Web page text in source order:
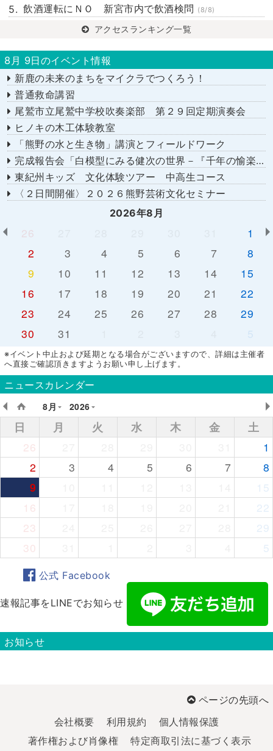
飲酒運転にＮＯ 新宮市内で飲酒検問 (8/8)
アクセスランキング一覧
8月 9日のイベント情報
新鹿の未来のまちをマイクラでつくろう！
普通救命講習
尾鷲市立尾鷲中学校吹奏楽部 第２９回定期演奏会
ヒノキの木工体験教室
「熊野の水と生き物」講演とフィールドワーク
完成報告会「白模型にみる健次の世界－『千年の愉楽』『奇蹟』より－」
東紀州キッズ 文化体験ツアー 中高生コース
〈２日間開催〉２０２６熊野芸術文化セミナー
2026年8月
26
1
2
3 4 5 6 7
8
9
10 11 12 13 14
15
16
17 18 19 20 21
22
23
24 25 26 27 28
29
30
31 5
※イベント中止および延期となる場合がございますので、詳細は主催者
へ直接ご確認頂きますようお願い申し上げます。
ニュースカレンダー
8月
2026
日 月 火 水 木 金
土
26
1
2
3 4 5 6 7
8
9
15
16
22
23
29
30
5
公式 Facebook
速報記事をLINEでお知らせ
お知らせ
ページの先頭へ
会社概要
利用規約
個人情報保護
著作権および肖像権
特定商取引法に基づく表示